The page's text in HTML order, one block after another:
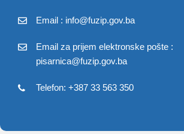
Email : info@fuzip.gov.ba
Email za prijem elektronske pošte :
pisarnica@fuzip.gov.ba
Telefon: +387 33 563 350